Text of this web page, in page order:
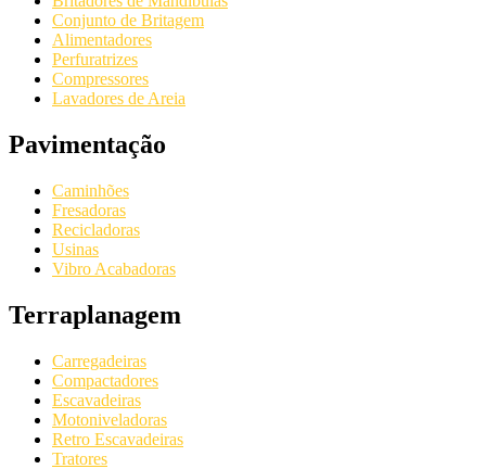
Conjunto de Britagem
Alimentadores
Perfuratrizes
Compressores
Lavadores de Areia
Pavimentação
Caminhões
Fresadoras
Recicladoras
Usinas
Vibro Acabadoras
Terraplanagem
Carregadeiras
Compactadores
Escavadeiras
Motoniveladoras
Retro Escavadeiras
Tratores